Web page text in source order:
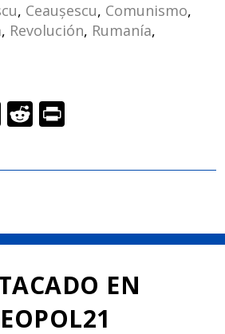
, Ceaușescu, Comunismo,
, Revolución, Rumanía,
W
h
at
p
R
e
d t
EN